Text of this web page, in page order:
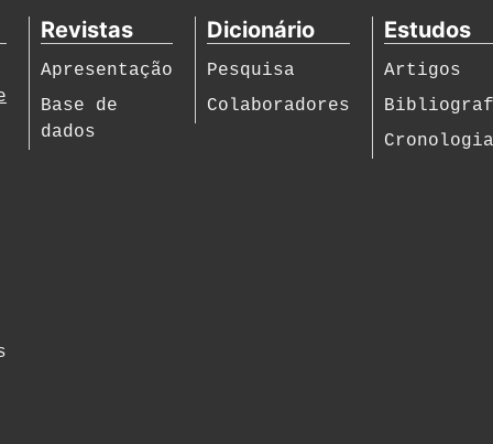
Revistas
Apresentação
Base de
dados
Dicionário
Pesquisa
Colaboradores
Estudos
Artigos